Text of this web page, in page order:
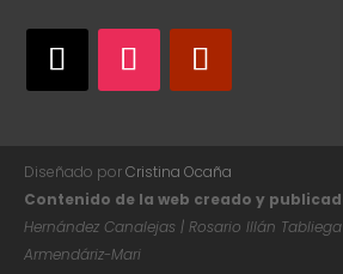
Diseñado porCristina Ocaña
Contenido de la web creado y
Hernández Canalejas | Rosario Illán
Armendáriz-Mari